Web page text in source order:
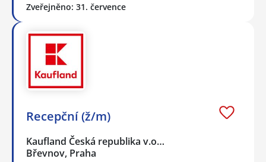
Zveřejněno: 31. července
Recepční (ž/m)
Kaufland Česká republika v.o…
Břevnov, Praha